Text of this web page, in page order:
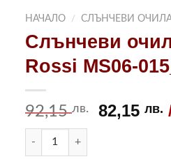
НАЧАЛО / СЛЪНЧЕВИ
Слънчеви
Rossi MS06-
92,15лв.
Original
82,15лв.
количество за Слънчеви